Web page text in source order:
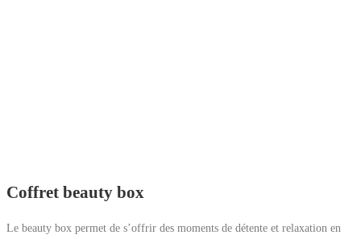
Coffret beauty box
Le beauty box permet de s’offrir des moments de détente et relaxation en